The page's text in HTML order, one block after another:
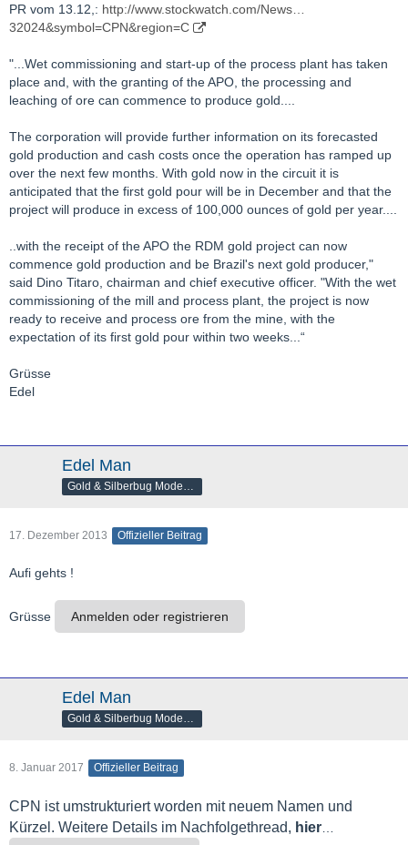
PR vom 13.12,: http://www.stockwatch.com/News…
32024&symbol=CPN&region=C
"...Wet commissioning and start-up of the process plant has taken
place and, with the granting of the APO, the processing and
leaching of ore can commence to produce gold....
The corporation will provide further information on its forecasted
gold production and cash costs once the operation has ramped up
over the next few months. With gold now in the circuit it is
anticipated that the first gold pour will be in December and that the
project will produce in excess of 100,000 ounces of gold per year....
..with the receipt of the APO the RDM gold project can now
commence gold production and be Brazil's next gold producer,"
said Dino Titaro, chairman and chief executive officer. "With the wet
commissioning of the mill and process plant, the project is now
ready to receive and process ore from the mine, with the
expectation of its first gold pour within two weeks...“
Grüsse
Edel
Edel Man
17. Dezember 2013 Offizieller Beitrag
Aufi gehts !
Grüsse Anmelden oder registrieren
Edel Man
8. Januar 2017 Offizieller Beitrag
CPN ist umstrukturiert worden mit neuem Namen und
Kürzel. Weitere Details im Nachfolgethread, hier